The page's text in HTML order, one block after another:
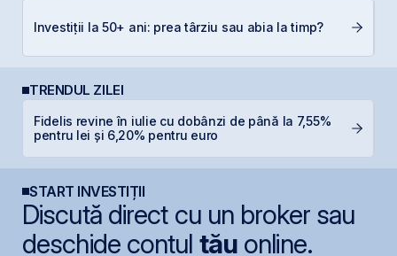
Investiții la 50+ ani: prea târziu sau abia la timp?
TRENDUL ZILEI
Fidelis revine în iulie cu dobânzi de până la 7,55%
pentru lei și 6,20% pentru euro
START INVESTIȚII
Discută direct cu un broker sau
deschide contul tăuonline.